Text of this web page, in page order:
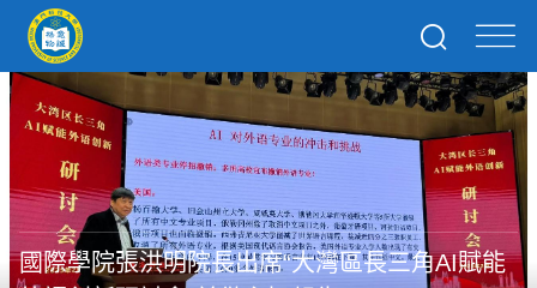
國際學院張洪明院長出席“大灣區長三角AI賦能